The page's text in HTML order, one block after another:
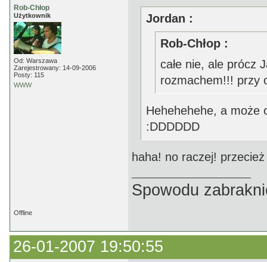
Rob-Chłop
Użytkownik
Od: Warszawa
Zarejestrowany: 14-09-2006
Posty: 115
WWW
Jordan :
Rob-Chłop :
całe nie, ale prócz
rozmachem!!! przy
Hehehehehe, a może
:DDDDDD
haha! no raczej!
Spowodu
Offline
26-01-2007 19:50:55